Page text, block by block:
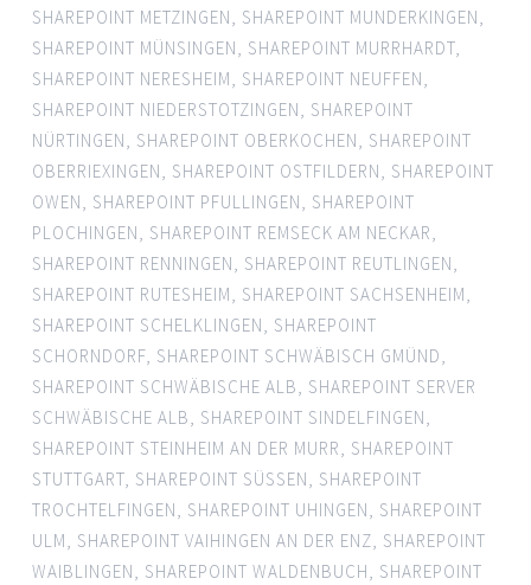
SHAREPOINT METZINGEN, SHAREPOINT MUNDERKINGEN,
SHAREPOINT MÜNSINGEN, SHAREPOINT MURRHARDT,
SHAREPOINT NERESHEIM, SHAREPOINT NEUFFEN,
SHAREPOINT NIEDERSTOTZINGEN, SHAREPOINT
NÜRTINGEN, SHAREPOINT OBERKOCHEN, SHAREPOINT
OBERRIEXINGEN, SHAREPOINT OSTFILDERN, SHAREPOINT
OWEN, SHAREPOINT PFULLINGEN, SHAREPOINT
PLOCHINGEN, SHAREPOINT REMSECK AM NECKAR,
SHAREPOINT RENNINGEN, SHAREPOINT REUTLINGEN,
SHAREPOINT RUTESHEIM, SHAREPOINT SACHSENHEIM,
SHAREPOINT SCHELKLINGEN, SHAREPOINT
SCHORNDORF, SHAREPOINT SCHWÄBISCH GMÜND,
SHAREPOINT SCHWÄBISCHE ALB, SHAREPOINT SERVER
SCHWÄBISCHE ALB, SHAREPOINT SINDELFINGEN,
SHAREPOINT STEINHEIM AN DER MURR, SHAREPOINT
STUTTGART, SHAREPOINT SÜSSEN , SHAREPOINT
TROCHTELFINGEN, SHAREPOINT UHINGEN, SHAREPOINT
ULM, SHAREPOINT VAIHINGEN AN DER ENZ, SHAREPOINT
WAIBLINGEN, SHAREPOINT WALDENBUCH, SHAREPOINT